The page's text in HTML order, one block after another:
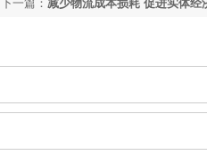
下一篇： 减少物流成本损耗 促进实体经